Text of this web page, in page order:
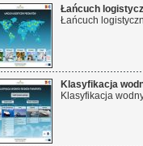
Łańcuch
Łańcuch
Klasyfikacja
Klasyfikacja